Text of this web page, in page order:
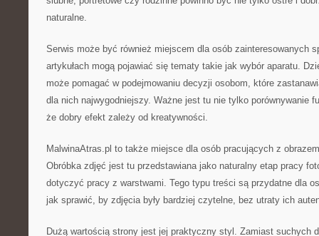
naturalne.
Serwis może być również miejscem dla osób zainteresowanych
artykułach mogą pojawiać się tematy takie jak wybór aparatu.
może pomagać w podejmowaniu decyzji osobom, które
dla nich najwygodniejszy. Ważne jest tu nie tylko porównywanie
że dobry efekt zależy od kreatywności.
MalwinaAtras.pl to także miejsce dla osób pracujących z
Obróbka zdjęć jest tu przedstawiana jako naturalny etap pracy
dotyczyć pracy z warstwami. Tego typu treści są przydatne dla
jak sprawić, by zdjęcia były bardziej czytelne, bez utraty ich
Dużą wartością strony jest jej praktyczny styl. Zamiast suchych